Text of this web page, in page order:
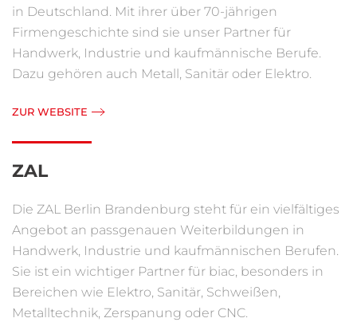
in Deutschland. Mit ihrer über 70-jährigen
Firmengeschichte sind sie unser Partner für
Handwerk, Industrie und kaufmännische Berufe.
Dazu gehören auch Metall, Sanitär oder Elektro.
ZUR WEBSITE
ZAL
Die ZAL Berlin Brandenburg steht für ein vielfältiges
Angebot an passgenauen Weiterbildungen in
Handwerk, Industrie und kaufmännischen Berufen.
Sie ist ein wichtiger Partner für biac, besonders in
Bereichen wie Elektro, Sanitär, Schweißen,
Metalltechnik, Zerspanung oder CNC.